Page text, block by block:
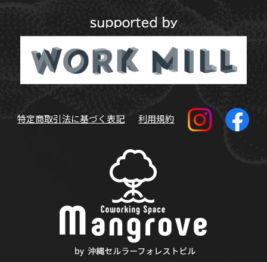
特定商取引法に基づく表記 利用規約